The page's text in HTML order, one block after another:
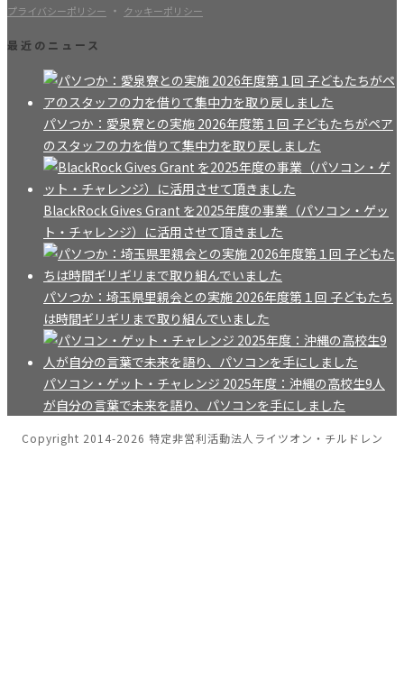
プライバシーポリシー ・ クッキーポリシー
最近のニュース
パソつか：愛泉寮との実施 2026年度第１回 子どもたちがペア
のスタッフの力を借りて集中力を取り戻しました
BlackRock Gives Grant を2025年度の事業（パソコン・ゲッ
ト・チャレンジ）に活用させて頂きました
パソつか：埼玉県里親会との実施 2026年度第１回 子どもたち
は時間ギリギリまで取り組んでいました
パソコン・ゲット・チャレンジ 2025年度：沖縄の高校生9人
が自分の言葉で未来を語り、パソコンを手にしました
Copyright 2014-2026 特定非営利活動法人ライツオン・チルドレン